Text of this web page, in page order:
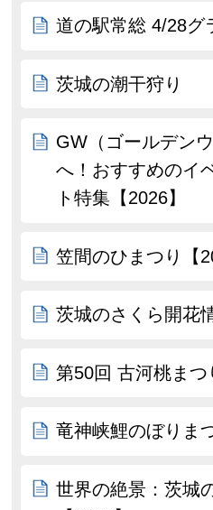
道の駅常総 4/28グ
茨城の潮干狩り
GW（ゴールデン
へ！おすすめのイ
ト特集【2026】
笠間のひまつり【
茨城のさくら開花
第50回 古河桃まつ
竜神峡鯉のぼりま
世界の絶景：茨城